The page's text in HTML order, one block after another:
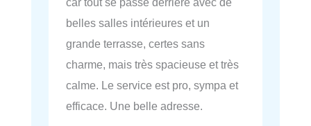
belles salles intérieures et un
grande terrasse, certes sans
charme, mais très spacieuse et très
calme. Le service est pro, sympa et
efficace. Une belle adresse.